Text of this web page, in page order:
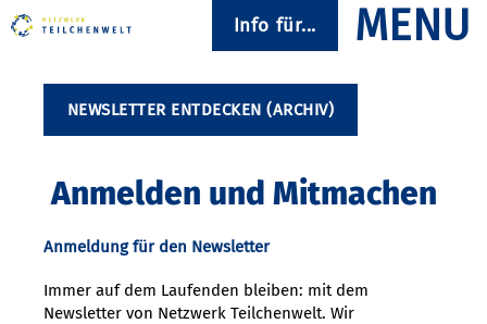
Info für...
NEWSLETTER ENTDECKEN (ARCHIV)
Anmelden und Mitmachen
Anmeldung für den Newsletter
Immer auf dem Laufenden bleiben: mit dem
Newsletter von Netzwerk Teilchenwelt. Wir